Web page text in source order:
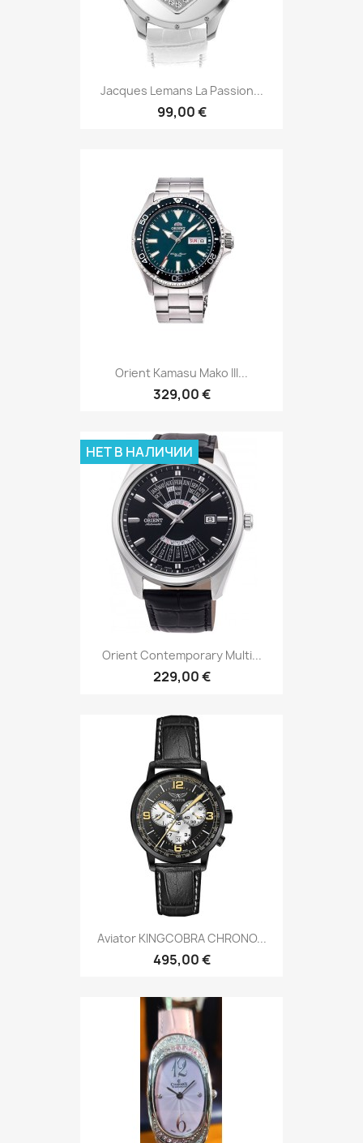
Jacques Lemans La Passion...
99,00 €
Orient Kamasu Mako III...
329,00 €
Orient Contemporary Multi...
229,00 €
НЕТ В НАЛИЧИИ
Aviator KINGCOBRA CHRONO...
495,00 €